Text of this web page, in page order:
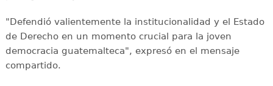
"Defendió valientemente la institucionalidad y el Estado
de Derecho en un momento crucial para la joven
democracia guatemalteca", expresó en el mensaje
compartido.